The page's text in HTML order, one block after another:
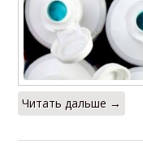
Читать дальше →